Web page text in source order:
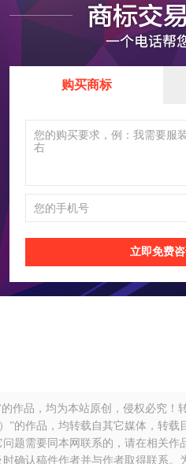
购买商标
立即免费咨
作品，均为本站原创，侵权必究！
”的作品，均转载自其它媒体，转
题需要同本网联系的，请在相关作
确认稿件作者并与作者取得联系